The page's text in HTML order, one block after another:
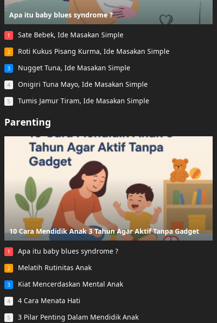
Apa itu baby blues syndrome ?
1 Sate Bebek, Ide Masakan Simple
2 Roti Kukus Pisang Kurma, Ide Masakan Simple
3 Nugget Tuna, Ide Masakan Simple
4 Onigiri Tuna Mayo, Ide Masakan Simple
5 Tumis Jamur Tiram, Ide Masakan Simple
Parenting
10 Cara Mendidik Anak 3 Tahun Agar Aktif Tanpa Gadget
1 Apa itu baby blues syndrome ?
2 Melatih Rutinitas Anak
3 Kiat Mencerdaskan Mental Anak
4 4 Cara Menata Hati
5 3 Pilar Penting Dalam Mendidik Anak